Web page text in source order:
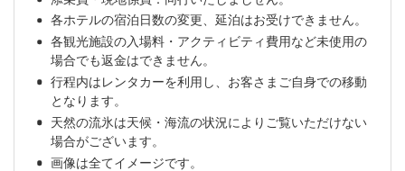
各ホテルの宿泊日数の変更、延泊はお受けできません。
各観光施設の入場料・アクティビティ費用など未使用の
場合でも返金はできません。
行程内はレンタカーを利用し、お客さまご自身での移動
となります。
天然の流氷は天候・海流の状況によりご覧いただけない
場合がございます。
画像は全てイメージです。